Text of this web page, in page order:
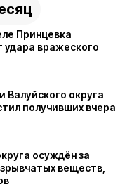
Принцевка
удара вражеского
Валуйского округа
получивших вчера
осуждён за
веществ,